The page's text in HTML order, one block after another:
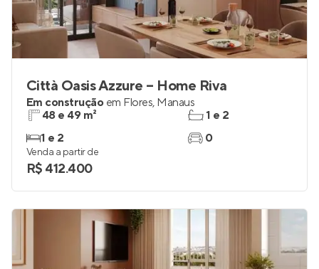
Città Oasis Azzure – Home Riva
Em construção em Flores, Manaus
48 e 49 m²
1 e 2
1 e 2
0
Venda a partir de
R$ 412.400